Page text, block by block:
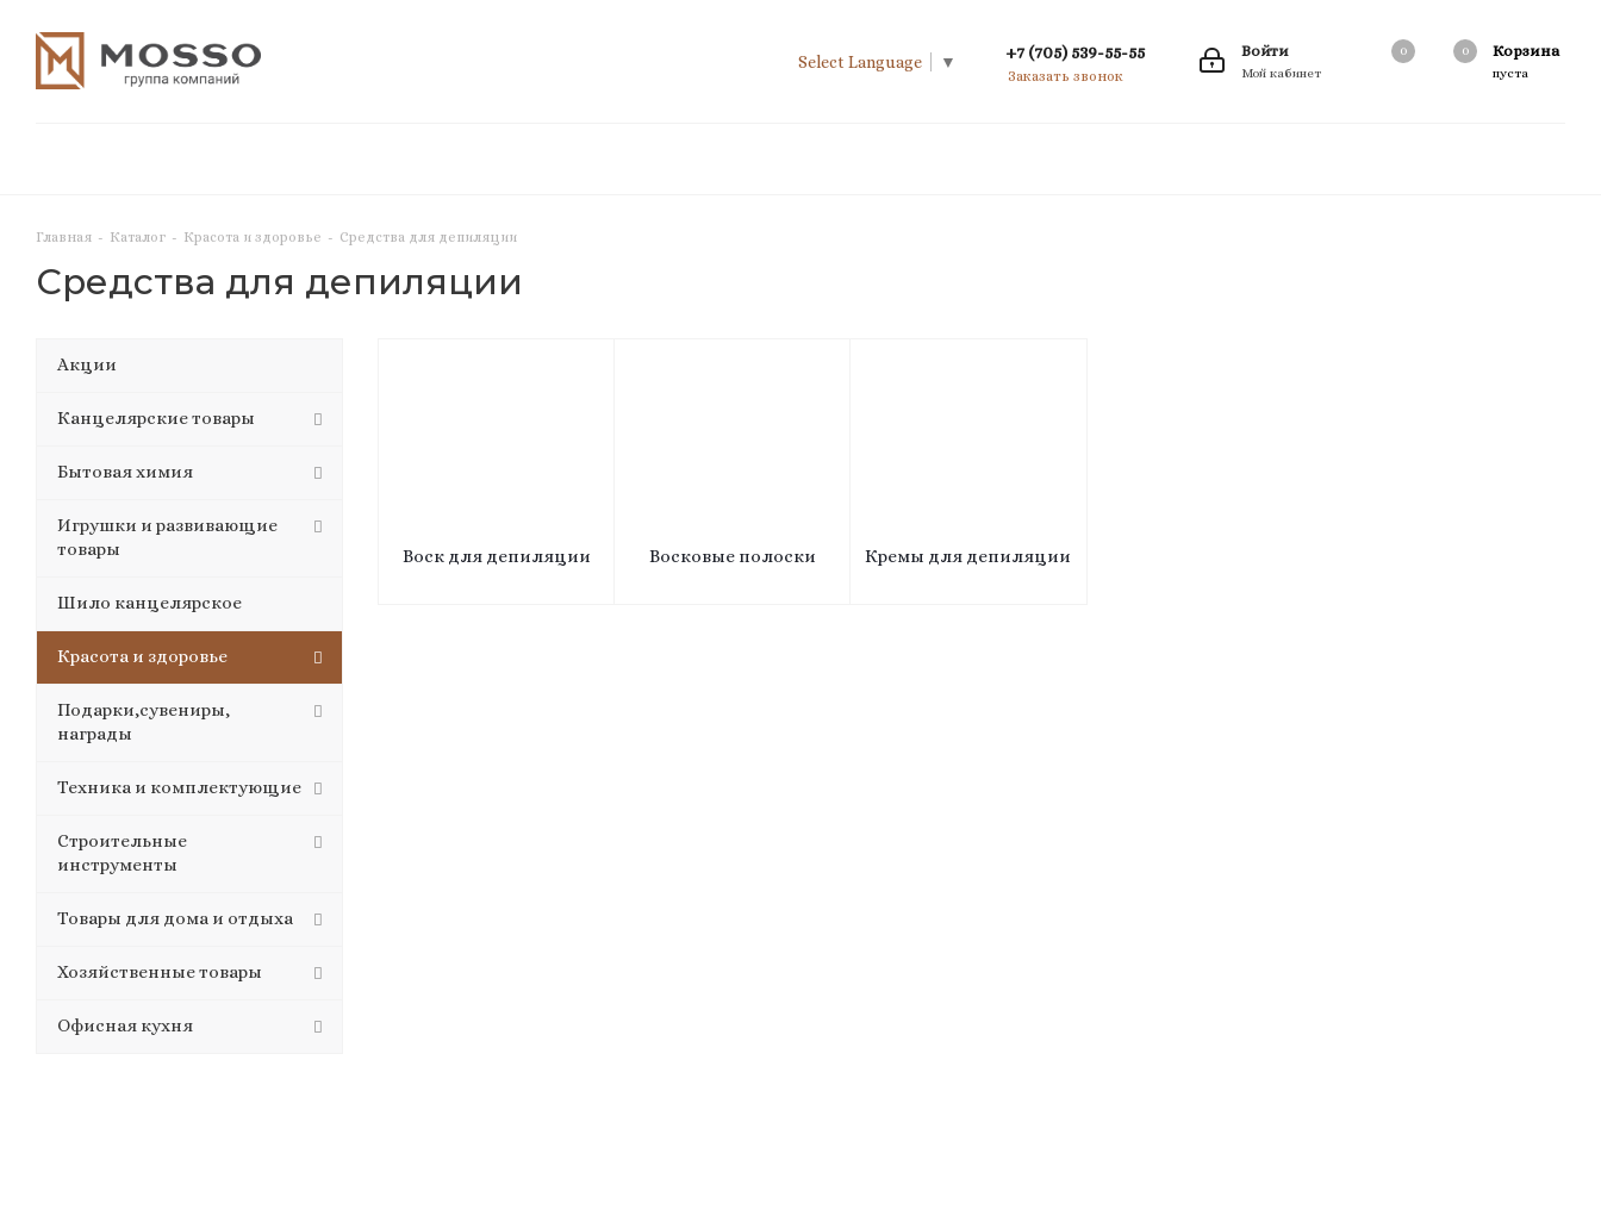
0 Корзина
0
пуста
0
Войти
Мой кабинет
Select Language ▼
+7 (705) 539-55-55
Заказать звонок
Главная - Каталог - Красота и здоровье - Средства для депиляции
Средства для депиляции
Воск для депиляции Восковые полоски Кремы для депиляции
Акции
Канцелярские товары
Бытовая химия
Игрушки и развивающие
товары
Шило канцелярское
Красота и здоровье
Подарки,сувениры,
награды
Техника и комплектующие
Строительные
инструменты
Товары для дома и отдыха
Хозяйственные товары
Офисная кухня